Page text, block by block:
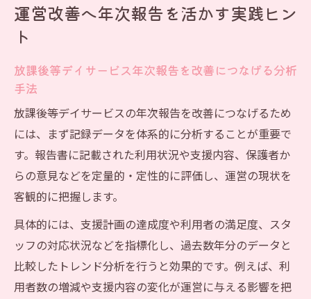
運営改善へ年次報告を活かす実践ヒン
ト
放課後等デイサービス年次報告を改善につなげる分析
手法
放課後等デイサービスの年次報告を改善につなげるため
には、まず記録データを体系的に分析することが重要で
す。報告書に記載された利用状況や支援内容、保護者か
らの意見などを定量的・定性的に評価し、運営の現状を
客観的に把握します。
具体的には、支援計画の達成度や利用者の満足度、スタ
ッフの対応状況などを指標化し、過去数年分のデータと
比較したトレンド分析を行うと効果的です。例えば、利
用者数の増減や支援内容の変化が運営に与える影響を把